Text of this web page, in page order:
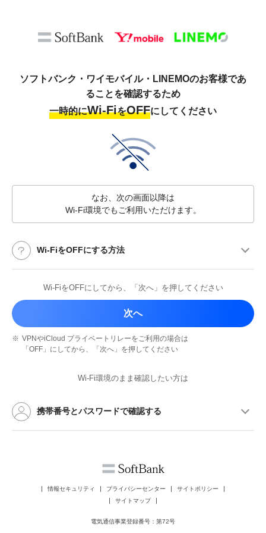
ソフトバンク・ワイモバイル・LINEMOのお客様であ
ることを確認するため
一時的にWi-FiをOFFにしてください
なお、次の画面以降は
Wi-Fi環境でもご利用いただけます。
Wi-FiをOFFにする方法
Wi-FiをOFFにしてから、 「次へ」を押してください
次へ
※ VPNやiCloud プライベートリレーを ご利用の場合は
「OFF」にしてから、
「次へ」を押してください
Wi-Fi環境のまま確認したい方は
携帯番号とパスワードで確認する
情報セキュリティ プライバシーセンター
サイトポリシー
サイトマップ
電気通信事業登録番号：第72号